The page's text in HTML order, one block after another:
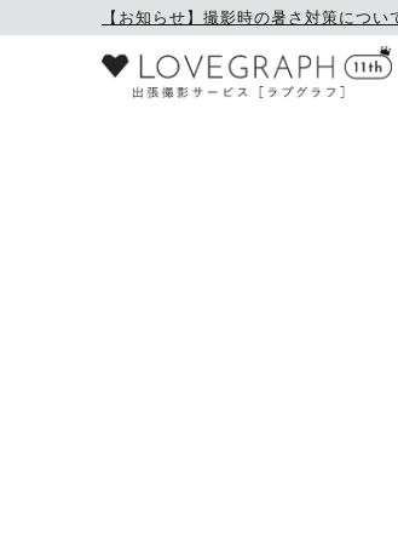
【お知らせ】撮影時の暑さ対策につい